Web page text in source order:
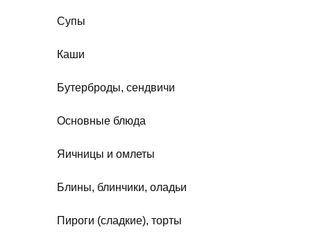
Супы
Каши
Бутерброды, сендвичи
Основные блюда
Яичницы и омлеты
Блины, блинчики, оладьи
Пироги (сладкие), торты